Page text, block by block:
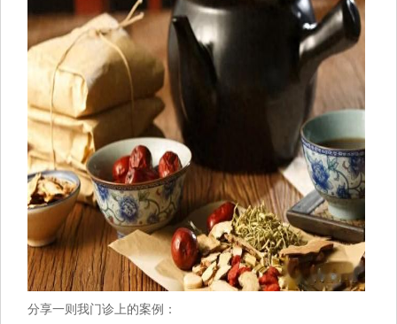
分享一则我门诊上的案例：